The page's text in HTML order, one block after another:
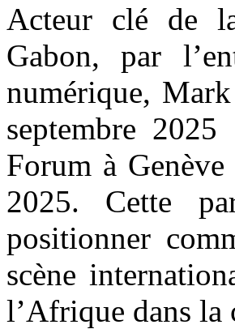
Acteur clé de
Gabon, par
numérique,
septembre
Forum à
2025. Cette
positionner
scène
l’Afrique dans